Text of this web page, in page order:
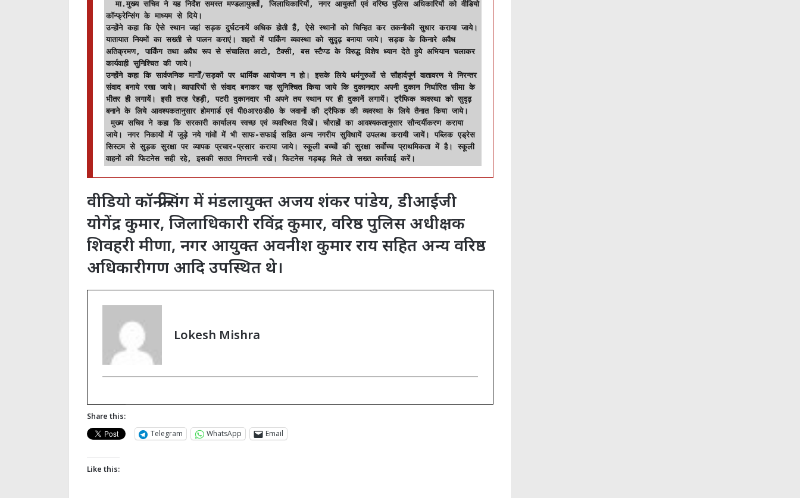
कॉन्फ्रेन्सिंग के माध्यम से दिये।
उन्होंने कहा कि ऐसे स्थान जहां सड़क दुर्घटनायें अधिक होती हैं, ऐसे स्थानों को चिन्हित कर तकनीकी सुधार कराया जाये।
यातायात नियमों का सख्ती से पालन कराएं। शहरों में पार्किंग व्यवस्था को सुदृढ़ बनाया जाये। सड़क के किनारे अवैध
अतिक्रमण, पार्किंग तथा अवैध रूप से संचालित आटो, टैक्सी, बस स्टैण्ड के विरुद्ध विशेष ध्यान देते हुये अभियान चलाकर
कार्यवाही सुनिश्चित की जाये।
उन्होंने कहा कि सार्वजनिक मार्गों/सड़कों पर धार्मिक आयोजन न हो। इसके लिये धर्मगुरुओं से सौहार्दपूर्ण वातावरण मे निरन्तर
संवाद बनाये रखा जाये। व्यापारियों से संवाद बनाकर यह सुनिश्चित किया जाये कि दुकानदार अपनी दुकान निर्धारित सीमा के
भीतर ही लगायें। इसी तरह रेहड़ी, पटरी दुकानदार भी अपने तय स्थान पर ही दुकानें लगायें। ट्रैफिक व्यवस्था को सुदृढ़
बनाने के लिये आवश्यकतानुसार होमगार्ड एवं पी0आर0डी0 के जवानों की ट्रैफिक की व्यवस्था के लिये तैनात किया जाये।
जाये। नगर निकायों में जुड़े नये गांवों में भी साफ-सफाई सहित अन्य नगरीय सुविधायें उपलब्ध करायी जायें। पब्लिक एड्रेस
सिस्टम से सुड़क सुरक्षा पर व्यापक प्रचार-प्रसार कराया जाये। स्कूली बच्चों की सुरक्षा सर्वाेच्च प्राथमिकता में है। स्कूली
वाहनों की फिटनेस सही रहे, इसकी सतत निगरानी रखें। फिटनेस गड़बड़ मिले तो सख्त कार्रवाई करें।
वीडियो कॉन्फ्रेन्सिंग में मंडलायुक्त अजय शंकर पांडेय, डीआईजी
योगेंद्र कुमार, जिलाधिकारी रविंद्र कुमार, वरिष्ठ पुलिस अधीक्षक
शिवहरी मीणा, नगर आयुक्त अवनीश कुमार राय सहित अन्य वरिष्ठ
अधिकारीगण आदि उपस्थित थे।
Lokesh Mishra
Share this:
Telegram
WhatsApp Email
Like this: